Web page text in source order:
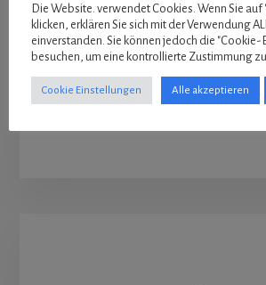
Sommerpause ist am
Das erste Training nach der
Sommerpause ist am
Die Website. verwendet Cookies. Wenn Sie auf
klicken, erklären Sie sich mit der Verwendung
einverstanden. Sie können jedoch die "Cookie-
besuchen, um eine kontrollierte Zustimmung zu
Cookie Einstellungen Alle akzeptieren